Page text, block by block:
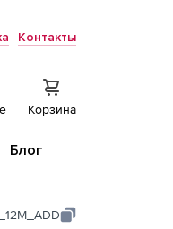
Контакты
Корзина
Блог